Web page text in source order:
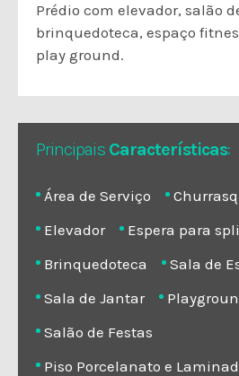
Prédio com elevador, salão
brinquedoteca, espaço
play ground.
Principais Características:
Área de Serviço
Elevador
Espera para
Brinquedoteca
Sala de
Sala de Jantar
Salão de Festas
Piso Porcelanato e